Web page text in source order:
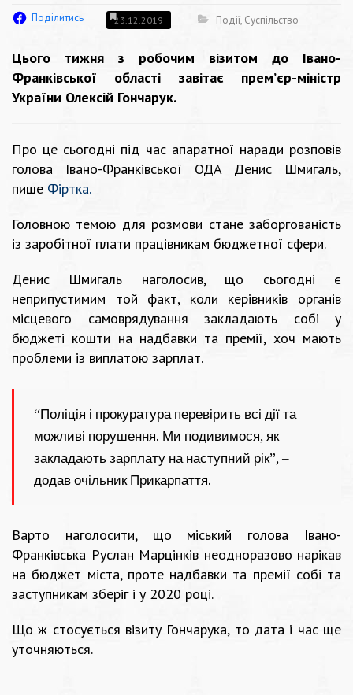
Поділитись 23.12.2019 Події, Суспільство
Цього тижня з робочим візитом до Івано-
Франківської області завітає прем’єр-міністр
України Олексій Гончарук.
Про це сьогодні під час апаратної наради розповів
голова Івано-Франківської ОДА Денис Шмигаль,
пише Фіртка.
Головною темою для розмови стане заборгованість
із заробітної плати працівникам бюджетної сфери.
Денис Шмигаль наголосив, що сьогодні є
неприпустимим той факт, коли керівників органів
місцевого самоврядування закладають собі у
бюджеті кошти на надбавки та премії, хоч мають
проблеми із виплатою зарплат.
“Поліція і прокуратура перевірить всі дії та
можливі порушення. Ми подивимося, як
закладають зарплату на наступний рік”, –
додав очільник Прикарпаття.
Варто наголосити, що міський голова Івано-
Франківська Руслан Марцінків неодноразово нарікав
на бюджет міста, проте надбавки та премії собі та
заступникам зберіг і у 2020 році.
Що ж стосується візиту Гончарука, то дата і час ще
уточняються.